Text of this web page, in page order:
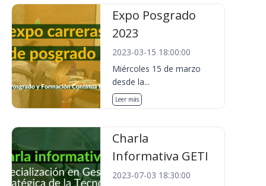
Expo Posgrado
2023
2023-03-15 18:00:00
Miércoles 15 de marzo
desde la...
Leer más
Charla
Informativa GETI
2023-07-03 18:30:00